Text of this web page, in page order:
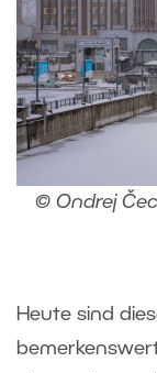
© Ondrej
Heute sind